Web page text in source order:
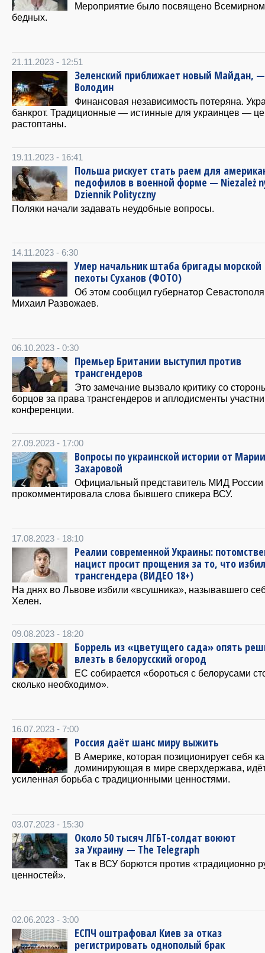
Мероприятие было посвящено
бедных.
21.11.2023 - 12:51
Зеленский приближает новый Майдан, —
Володин
Финансовая независимость потеряна.
банкрот. Традиционные — истинные для украинцев —
растоптаны.
19.11.2023 - 16:41
Польша рискует стать раем для
педофилов в военной форме — Niezależ
Dziennik Polityczny
Поляки начали задавать неудобные вопросы.
14.11.2023 - 6:30
Умер начальник штаба бригады морской
пехоты Суханов (ФОТО)
Об этом сообщил губернатор Севастополя
Михаил Развожаев.
06.10.2023 - 0:30
Премьер Британии выступил против
трансгендеров
Это замечание вызвало критику со
борцов за права трансгендеров и аплодисменты
конференции.
27.09.2023 - 17:00
Вопросы по украинской истории от Марии
Захаровой
Официальный представитель МИД России
прокомментировала слова бывшего спикера ВСУ.
17.08.2023 - 18:10
Реалии современной Украины:
нацист просит прощения за то, что избил
трансгендера (ВИДЕО 18+)
На днях во Львове избили «всушника», называвшего
Хелен.
09.08.2023 - 18:20
Боррель из «цветущего сада» опять
влезть в белорусский огород
ЕС собирается «бороться с белорусами
сколько необходимо».
16.07.2023 - 7:00
Россия даёт шанс миру выжить
В Америке, которая позиционирует себя
доминирующая в мире сверхдержава,
усиленная борьба с традиционными ценностями.
03.07.2023 - 15:30
Около 50 тысяч ЛГБТ-солдат воюют
за Украину — The Telegraph
Так в ВСУ борются против «традиционно
ценностей».
02.06.2023 - 3:00
ЕСПЧ оштрафовал Киев за отказ
регистрировать однополый брак